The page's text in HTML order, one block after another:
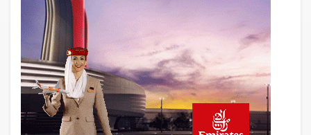
11 saat önce
Elektrikli uçaklar Avrupa’da kısa rotalara
hazırlanıyor
12 saat önce
Trump’ı taşıyan Marine One, yolcu
uçağına fazla yaklaştı